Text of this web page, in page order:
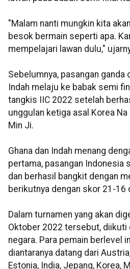
"Malam nanti mungkin kita
besok bermain seperti apa.
mempelajari lawan dulu,"
Sebelumnya, pasangan ganda
Indah melaju ke babak semi
tangkis IIC 2022 setelah
unggulan ketiga asal Korea
Min Ji.
Ghana dan Indah menang
pertama, pasangan Indonesia
dan berhasil bangkit dengan
berikutnya dengan skor 21-16
Dalam turnamen yang akan
Oktober 2022 tersebut, diikuti
negara. Para pemain berlevel
diantaranya datang dari
Estonia, India, Jepang, Korea,